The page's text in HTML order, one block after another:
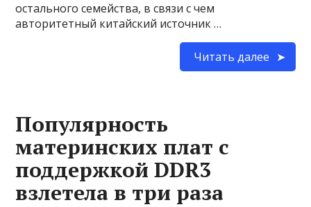
остального семейства, в связи с чем
авторитетный китайский источник …
Читать далее
Популярность
материнских плат с
поддержкой DDR3
взлетела в три раза